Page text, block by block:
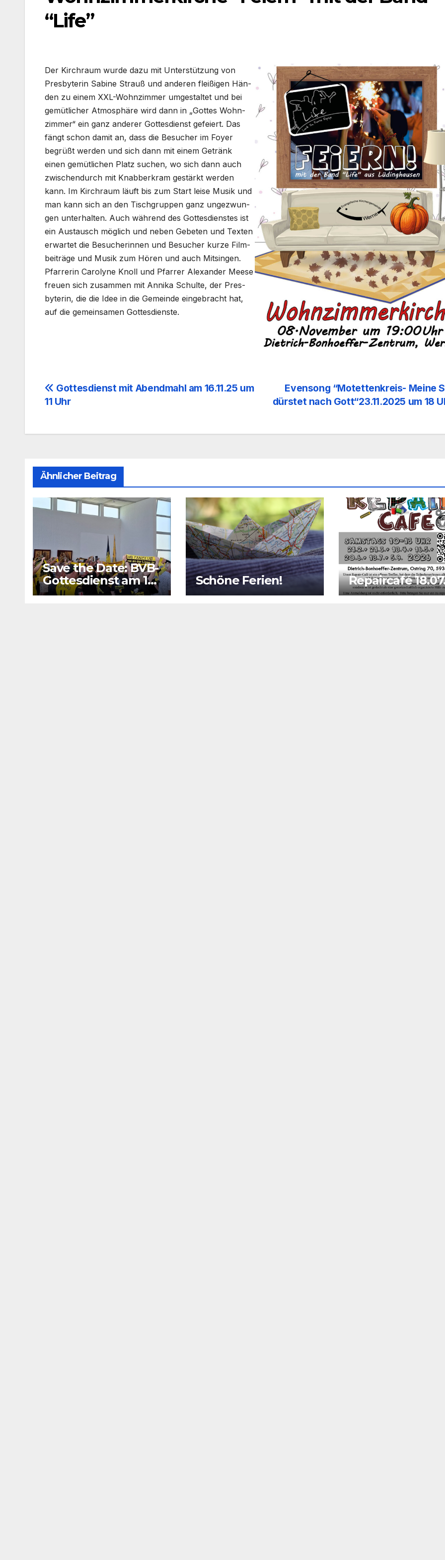
“Life”
Der Kirch­raum wur­de dazu mit Unter­stüt­zung von
Pres­by­te­rin Sabi­ne Strauß und ande­ren flei­ßi­gen Hän­
den zu einem XXL-Wohnzimmer umge­stal­tet und bei
gemüt­li­cher Atmo­sphä­re wird dann in „Got­tes Wohn­
zim­mer“ ein ganz ande­rer Got­tes­dienst gefei­ert. Das
fängt schon damit an, dass die Besu­cher im Foy­er
begrüßt wer­den und sich dann mit einem Getränk
einen gemüt­li­chen Platz suchen, wo sich dann auch
zwi­schen­durch mit Knab­ber­kram gestärkt wer­den
kann. Im Kirch­raum läuft bis zum Start lei­se Musik und
man kann sich an den Tisch­grup­pen ganz unge­zwun­
gen unter­hal­ten. Auch wäh­rend des Got­tes­diens­tes ist
ein Aus­tausch mög­lich und neben Gebe­ten und Tex­ten
erwar­tet die Besu­che­rin­nen und Besu­cher kur­ze Film­
bei­trä­ge und Musik zum Hören und auch Mit­sin­gen.
Pfar­re­rin Caro­ly­ne Knoll und Pfar­rer Alex­an­der Mee­se
freu­en sich zusam­men mit Anni­ka Schul­te, der Pres­
by­te­rin, die die Idee in die Gemein­de ein­ge­bracht hat,
auf die gemein­sa­men Got­tes­diens­te.
Beitragsnavigation
Evensong “Motettenkreis- Meine
dürstet nach Gott“23.11.2025 um 18
Gottesdienst mit Abendmahl am 16.11.25 um
11 Uhr
Ähnlicher Beitrag
Save the Date: BVB-
Gottesdienst am 16.
August 2026
Schöne Ferien! Repaircafé